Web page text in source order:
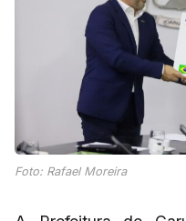
Foto: Rafael Moreira